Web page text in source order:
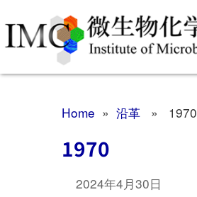
Home » 沿革 » 1970
1970
2024年4月30日